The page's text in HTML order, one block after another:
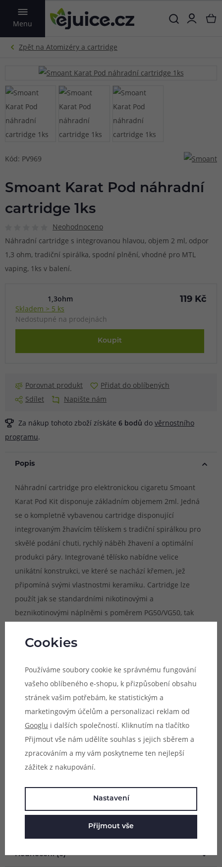
Menu
VYHLEDAT
Kód: PV969
Smoant Karat Pod náhradní
cartridge 1ks
Neohodnoceno
Náhradní cartridge s integrovanou hlavou, objem 2 ml, odpor
1,3 ohm, tradiční spirálka, spodní plnění, vhodné pro MTL
vaping, 1ks v balení.
1,3ohm
Skladem > 5 ks
Nedostupné na prodejnách
119 Kč
Koupit
Porovnat produkt
Přidat do oblíbených
Sdílet
Napište nám
Za nákup tohoto zboží získáte 6 bodů do věrnostního
programu.
Popis
Náhradní cartridge pro elektronickou cigaretu Smoant
Karat Pod Kit disponuje základním objemem 2ml. Jedná
se o kompletně vybavenou cartridge disponující
integrovaným žhavícím tělískem s tradiční spirálkou pro
skvělé podání chuti, rychlý náběh žhavení a optimální
produkci páry. Integrované tělísko nabídne velice
unikátní konstrukci, ve které se nachází křemen, jež
připomíná svými vlastnostmi keramiku. Cartridge lze
použít jak se standardními nikotinovými a
beznikotinovými náplněmi s poměrem PG50/VG50, tak
Kompatibilní zařízení:
- Smoant Karat Pod Kit
Objem:2ml
1x cartridge Smoant Karat Pod Kit
Hodnocení (0)
Cookies
Používáme soubory cookie ke správnému fungování
vašeho oblíbeného e-shopu, k přizpůsobení obsahu
stránek vašim potřebám, ke statistickým a
marketingovým účelům a personalizaci reklam od
Googlu i dalších společností. Kliknutím na tlačítko
Přijmout vše nám udělíte souhlas s jejich sběrem a
zpracováním a my vám poskytneme ten nejlepší
zážitek z nakupování.
Nastavení
Přijmout vše